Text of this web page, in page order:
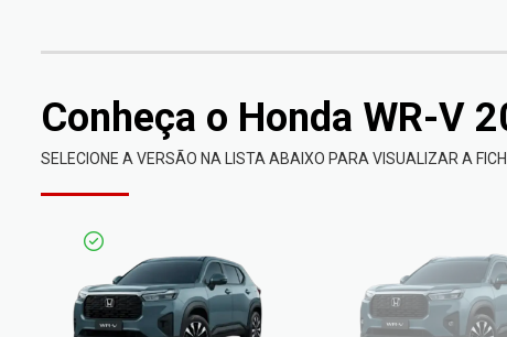
Conheça o Honda WR-V
SELECIONE A VERSÃO NA LISTA ABAIXO PARA VISUALIZAR A